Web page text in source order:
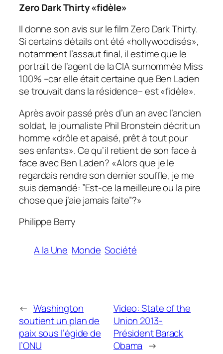
Zero Dark Thirty«fidèle»
Il donne son avis sur le filmZero Dark Thirty.
Si certains détails ont été «hollywoodisés»,
notamment l’assaut final, il estime que le
portrait de l’agent de la CIA surnommée Miss
100% –car elle était certaine que Ben Laden
se trouvait dans la résidence– est «fidèle».
Après avoir passé près d’un an avec l’ancien
soldat, le journaliste Phil Bronstein décrit un
homme «drôle et apaisé, prêt à tout pour
ses enfants». Ce qu’il retient de son face à
face avec Ben Laden? «Alors que je le
regardais rendre son dernier souffle, je me
suis demandé: ”Est-ce la meilleure ou la pire
chose que j’aie jamais faite”?»
Philippe Berry
A la Une Monde Société
← Washington
soutient un plan de
paix sous l’égide de
l’ONU
Video: State of the
Union 2013-
Président Barack
Obama →